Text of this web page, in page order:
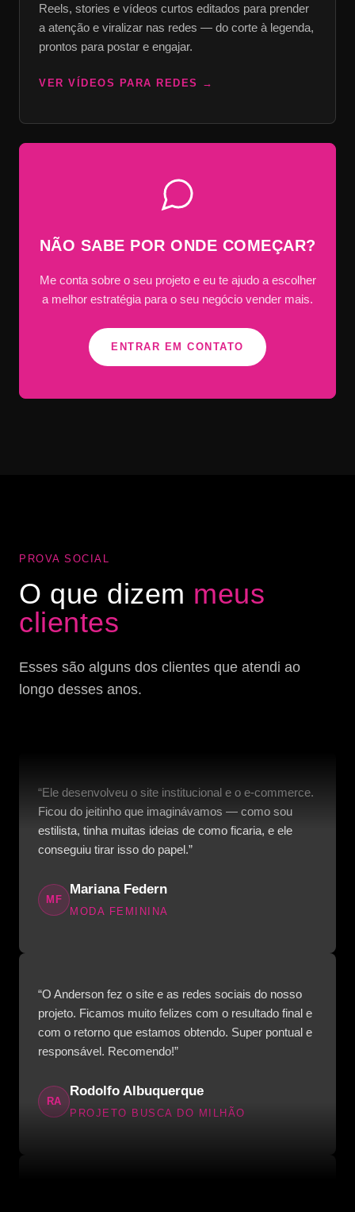
Reels, stories e vídeos curtos editados para prender
a atenção e viralizar nas redes — do corte à legenda,
prontos para postar e engajar.
VER VÍDEOS PARA REDES
NÃO SABE POR ONDE COMEÇAR?
Me conta sobre o seu projeto e eu te ajudo a escolher
a melhor estratégia para o seu negócio vender mais.
ENTRAR EM CONTATO
PROVA SOCIAL
O que dizem meus
clientes
Esses são alguns dos clientes que atendi ao
longo desses anos.
“Ele desenvolveu o site institucional e o e-commerce.
Ficou do jeitinho que imaginávamos — como sou
estilista, tinha muitas ideias de como ficaria, e ele
conseguiu tirar isso do papel.”
MF
Mariana Federn
MODA FEMININA
“O Anderson fez o site e as redes sociais do nosso
projeto. Ficamos muito felizes com o resultado final e
com o retorno que estamos obtendo. Super pontual e
responsável. Recomendo!”
RA
Rodolfo Albuquerque
PROJETO BUSCA DO MILHÃO